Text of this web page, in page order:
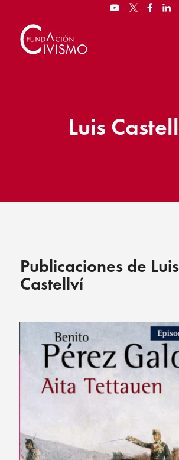
Luis
Publicaciones de Luis
Castellví